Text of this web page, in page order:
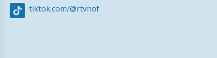
tiktok.com/@rtvnof